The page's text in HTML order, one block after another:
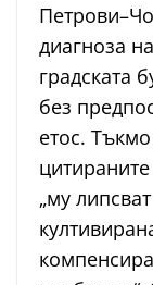
диагноза
градската
без
етос.
„му